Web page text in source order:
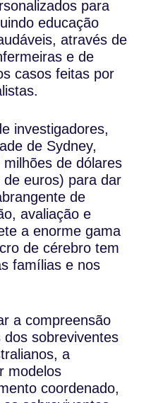
para
educação
através de
e de
casos feitas por
investigadores,
de Sydney,
de dólares
euros) para dar
de
avaliação e
a enorme gama
de cérebro tem
famílias e nos
a compreensão
sobreviventes
a
modelos
coordenado,